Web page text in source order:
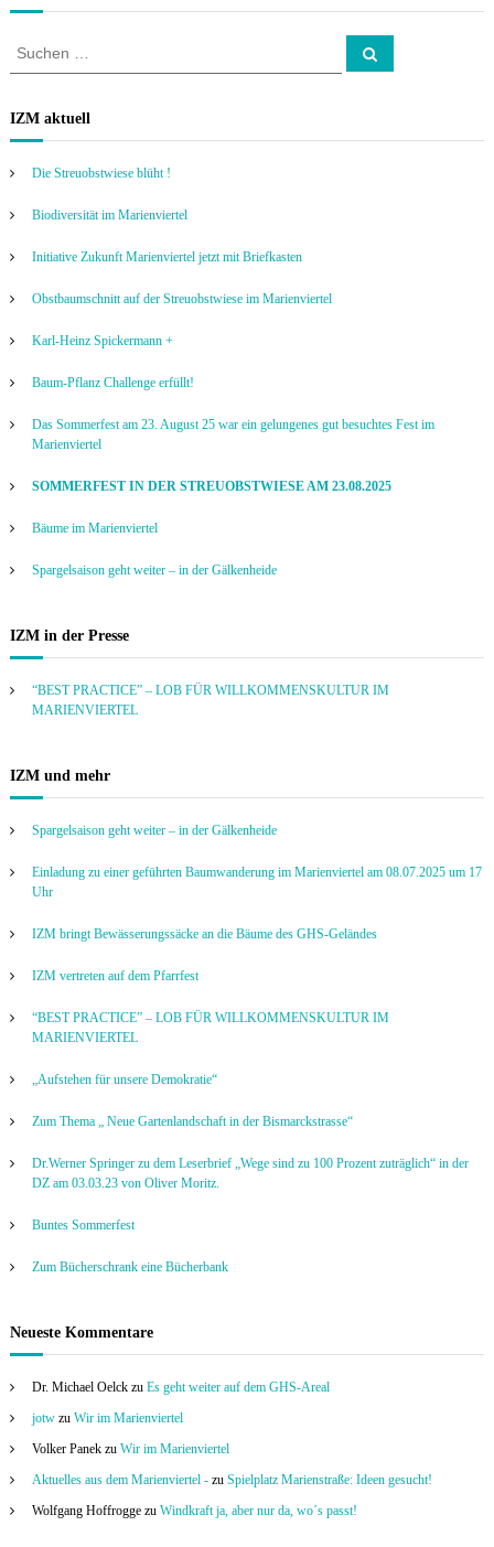
h
e
:
S
IZM aktuell
Die Streuobstwiese blüht !
Biodiversität im Marienviertel
Initiative Zukunft Marienviertel jetzt mit Briefkasten
Obstbaumschnitt auf der Streuobstwiese im Marienviertel
Karl-Heinz Spickermann +
Baum-Pflanz Challenge erfüllt!
Das Sommerfest am 23. August 25 war ein gelungenes gut besuchtes Fest im
Marienviertel
SOMMERFEST IN DER STREUOBSTWIESE AM 23.08.2025
Bäume im Marienviertel
Spargelsaison geht weiter – in der Gälkenheide
IZM in der Presse
“BEST PRACTICE” – LOB FÜR WILLKOMMENSKULTUR IM
MARIENVIERTEL
IZM und mehr
Spargelsaison geht weiter – in der Gälkenheide
Einladung zu einer geführten Baumwanderung im Marienviertel am 08.07.2025 um 17
Uhr
IZM bringt Bewässerungssäcke an die Bäume des GHS-Geländes
IZM vertreten auf dem Pfarrfest
“BEST PRACTICE” – LOB FÜR WILLKOMMENSKULTUR IM
MARIENVIERTEL
„Aufstehen für unsere Demokratie“
Zum Thema „ Neue Gartenlandschaft in der Bismarckstrasse“
Dr.Werner Springer zu dem Leserbrief „Wege sind zu 100 Prozent zuträglich“ in der
DZ am 03.03.23 von Oliver Moritz.
Buntes Sommerfest
Zum Bücherschrank eine Bücherbank
Neueste Kommentare
Dr. Michael Oelckzu Es geht weiter auf dem GHS-Areal
jotwzu Wir im Marienviertel
Volker Panekzu Wir im Marienviertel
Aktuelles aus dem Marienviertel -zu Spielplatz Marienstraße: Ideen gesucht!
Wolfgang Hoffroggezu Windkraft ja, aber nur da, wo´s passt!